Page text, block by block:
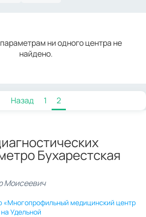
ни одного центра не
найдено.
Назад 1 2
Бухарестская
Моисеевич
«Многопрофильный медицинский центр
Удельной